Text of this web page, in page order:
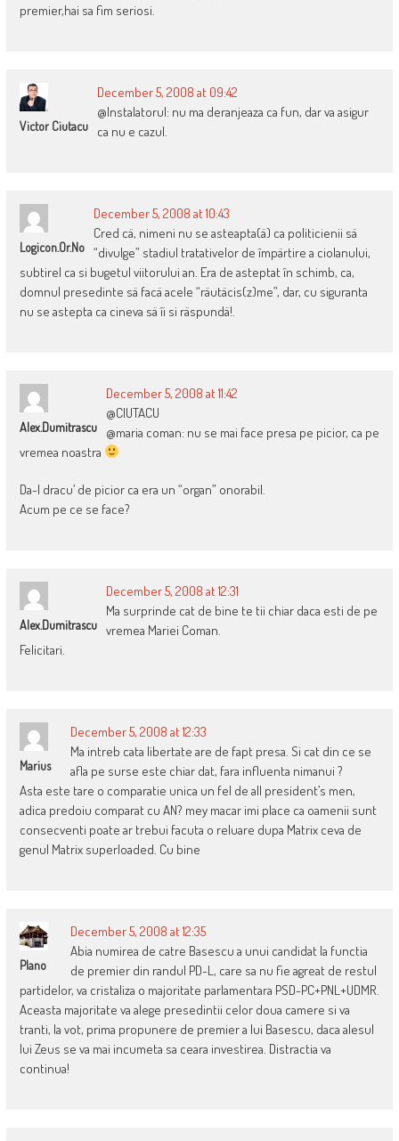
premier,hai sa fim seriosi.
Victor Ciutacu
December 5, 2008 at 09:42
@Instalatorul: nu ma deranjeaza ca fun, dar va asigur
ca nu e cazul.
Logicon.or.no
December 5, 2008 at 10:43
Cred cä, nimeni nu se asteapta(ä) ca politicienii sä
“divulge” stadiul tratativelor de împärtire a ciolanului,
subtirel ca si bugetul viitorului an. Era de asteptat în schimb, ca,
domnul presedinte sä facä acele “räutäcis(z)me”, dar, cu siguranta
nu se astepta ca cineva sä îi si räspundä!.
Alex.dumitrascu
December 5, 2008 at 11:42
@CIUTACU
@maria coman: nu se mai face presa pe picior, ca pe
vremea noastra
Da-l dracu’ de picior ca era un “organ” onorabil.
Acum pe ce se face?
Alex.dumitrascu
December 5, 2008 at 12:31
Ma surprinde cat de bine te tii chiar daca esti de pe
vremea Mariei Coman.
Felicitari.
Marius
December 5, 2008 at 12:33
Ma intreb cata libertate are de fapt presa. Si cat din ce se
afla pe surse este chiar dat, fara influenta nimanui ?
Asta este tare o comparatie unica un fel de all president’s men,
adica predoiu comparat cu AN? mey macar imi place ca oamenii sunt
consecventi poate ar trebui facuta o reluare dupa Matrix ceva de
genul Matrix superloaded. Cu bine
Plano
December 5, 2008 at 12:35
Abia numirea de catre Basescu a unui candidat la functia
de premier din randul PD-L, care sa nu fie agreat de restul
partidelor, va cristaliza o majoritate parlamentara PSD-PC+PNL+UDMR.
Aceasta majoritate va alege presedintii celor doua camere si va
tranti, la vot, prima propunere de premier a lui Basescu, daca alesul
lui Zeus se va mai incumeta sa ceara investirea. Distractia va
continua!